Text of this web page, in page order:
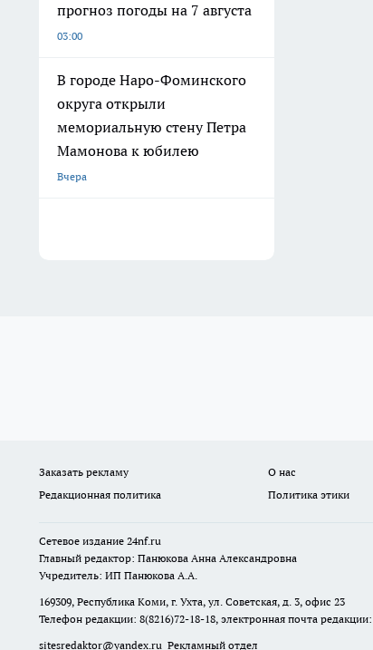
прогноз погоды на 7 августа
03:00
В городе Наро-Фоминского
округа открыли
мемориальную стену Петра
Мамонова к юбилею
Вчера
Заказать рекламу О нас
Редакционная политика
Политика этики
Сетевое издание 24nf.ru
Главный редактор: Панюкова Анна Александровна
Учредитель: ИП Панюкова А.А.
169309, Республика Коми, г. Ухта, ул. Советская, д. 3, офис 23
Телефон редакции: 8(8216)72-18-18, электронная почта редакции:
sitesredaktor@yandex.ru Рекламный отдел